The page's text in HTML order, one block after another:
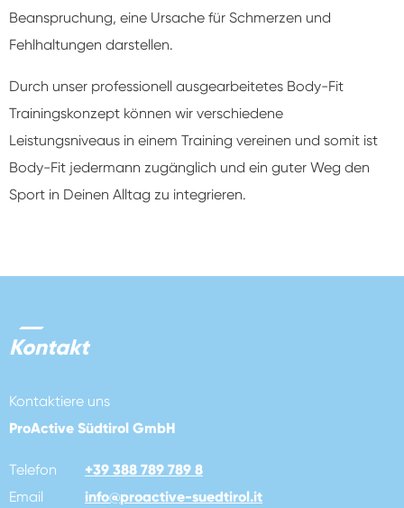
Beanspruchung, eine Ursache für Schmerzen und
Fehlhaltungen darstellen.
Durch unser professionell ausgearbeitetes Body-Fit
Trainingskonzept können wir verschiedene
Leistungsniveaus in einem Training vereinen und somit ist
Body-Fit jedermann zugänglich und ein guter Weg den
Sport in Deinen Alltag zu integrieren.
Kontakt
Kontaktiere uns
ProActive Südtirol GmbH
Telefon
+39 388 789 789 8
Email
info@proactive-suedtirol.it